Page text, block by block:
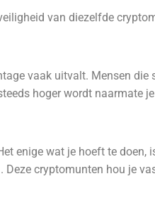
van diezelfde
vaak uitvalt. Mensen
hoger wordt naarmate
enige wat je hoeft te
Deze cryptomunten hou je